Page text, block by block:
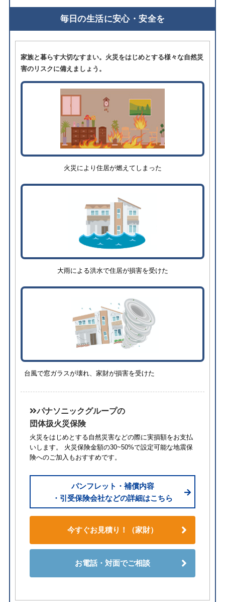
毎日の生活に安心・安全を
家族と暮らす大切なすまい。火災をはじめとする様々な自然災
害のリスクに備えましょう。
火災により住居が燃えてしまった
大雨による洪水で住居が損害を受けた
台風で窓ガラスが壊れ、家財が損害を受けた
パナソニックグループの
団体扱火災保険
火災をはじめとする自然災害などの際に実損額をお支払
いします。 火災保険金額の30~50%で設定可能な地震保
険へのご加入もおすすめです。
パンフレット・補償内容
・引受保険会社などの詳細はこちら
今すぐお見積り！（家財）
お電話・対面でご相談